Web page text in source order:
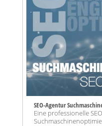
SEO-Agentur
Eine professionelle